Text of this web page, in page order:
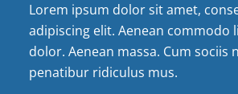
Lorem ipsum dolor sit amet,
adipiscing elit. Aenean commodo
dolor. Aenean massa. Cum sociis
penatibur ridiculus mus.